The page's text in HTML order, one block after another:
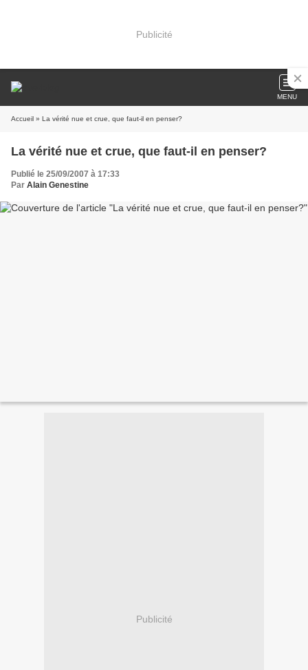
Publicité
MENU
Accueil » La vérité nue et crue, que faut-il en penser?
La vérité nue et crue, que faut-il en penser?
Publié le 25/09/2007 à 17:33
Par Alain Genestine
Publicité